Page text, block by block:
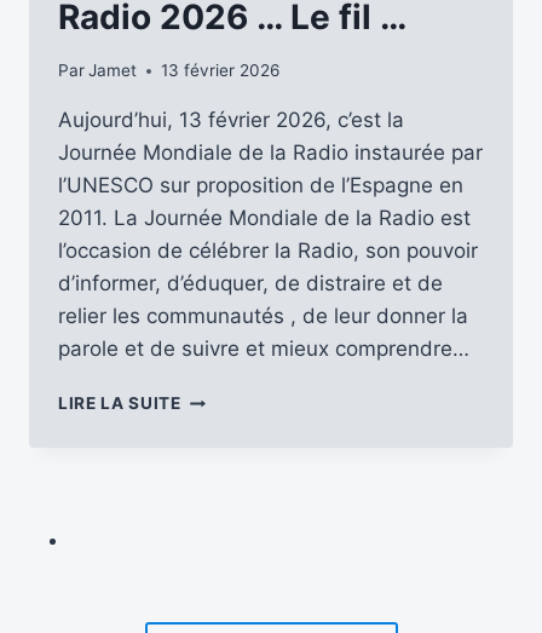
Radio 2026 … Le fil …
ParJamet 13 février 2026
Aujourd’hui, 13 février 2026, c’est la
Journée Mondiale de la Radio instaurée par
l’UNESCO sur proposition de l’Espagne en
2011. La Journée Mondiale de la Radio est
l’occasion de célébrer la Radio, son pouvoir
d’informer, d’éduquer, de distraire et de
relier les communautés , de leur donner la
parole et de suivre et mieux comprendre…
LIRE LA SUITEJOURNÉE
…